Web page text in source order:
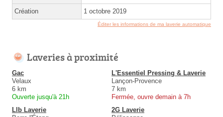
Création 1 octobre 2019
Éditer les informations de ma laverie automatique
Laveries à proximité
Gac
Velaux
6 km
Ouverte jusqu'à 21h
L'Essentiel Pressing & Laverie
Lançon-Provence
7 km
Fermée, ouvre demain à 7h
Llb Laverie
2G Laverie